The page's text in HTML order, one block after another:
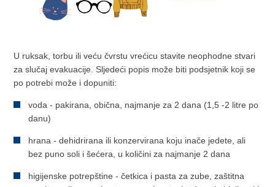
U ruksak, torbu ili veću čvrstu vrećicu stavite neophodne stvari
za slučaj evakuacije. Sljedeći popis može biti podsjetnik koji se
po potrebi može i dopuniti:
voda - pakirana, obična, najmanje za 2 dana (1,5 -2 litre po
danu)
hrana - dehidrirana ili konzervirana koju inače jedete, ali
bez puno soli i šećera, u količini za najmanje 2 dana
higijenske potrepštine - četkica i pasta za zube, zaštitna